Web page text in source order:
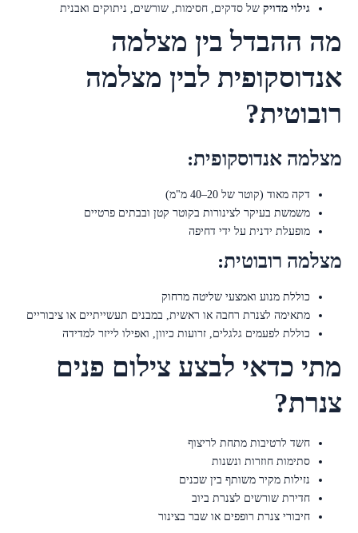
גילוי מדויק של סדקים, חסימות, שורשים, ניתוקים ואבנית
מה ההבדל בין מצלמה
אנדוסקופית לבין מצלמה
רובוטית?
מצלמה אנדוסקופית:
דקה מאוד (קוטר של 20–40 מ"מ)
משמשת בעיקר לצינורות בקוטר קטן ובבתים פרטיים
מופעלת ידנית על ידי דחיפה
מצלמה רובוטית:
כוללת מנוע ואמצעי שליטה מרחוק
מתאימה לצנרת רחבה או ראשית, במבנים תעשייתיים או ציבוריים
כוללת לפעמים גלגלים, זרועות כיוון, ואפילו לייזר למדידה
מתי כדאי לבצע צילום פנים
צנרת?
חשד לרטיבות מתחת לריצוף
סתימות חוזרות ונשנות
נזילות מקיר משותף בין שכנים
חדירת שורשים לצנרת ביוב
חיבורי צנרת רופפים או שבר בצינור